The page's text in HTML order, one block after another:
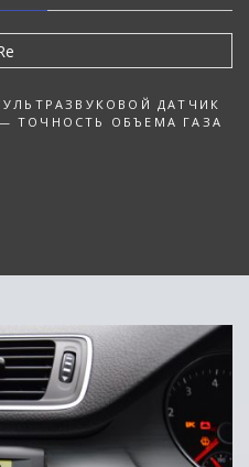
УЛЬТРАЗВУКОВОЙ ДАТЧИК
— ТОЧНОСТЬ ОБЪЕМА ГАЗА